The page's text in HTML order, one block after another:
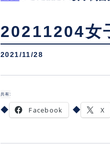
20211204女
2021/11/28
共有:
Facebook X